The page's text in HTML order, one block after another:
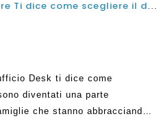
Purificatore d'aria per ufficio Desk Produttore Ti dice come scegliere il depuratore ideale dell'Aria Olasi
Desk ti dice come
diventati una parte
che stanno abbracciando